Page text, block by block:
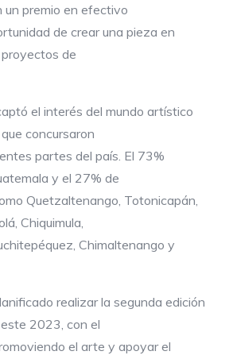
un premio en efectivo
de crear una pieza en
de
el interés del mundo artístico
concursaron
partes del país. El 73%
y el 27% de
Quetzaltenango, Totonicapán,
Chiquimula,
Chimaltenango y
realizar la segunda edición
2023, con el
el arte y apoyar el